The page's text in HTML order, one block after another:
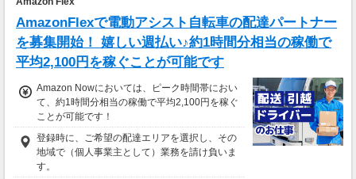
AmazonFlexで電動アシスト自転車の配達パートナー
を募集開始！ 嬉しい週払い♪約1時間分相当の稼働で
平均2,100円を稼ぐことが可能です
Amazon Nowにおいては、ピーク時間帯におい
て、約1時間分相当の稼働で平均2,100円を稼ぐ
ことが可能です！
登録時に、ご希望の配達エリアを選択し、その
地域で（個人事業主として）業務を請け負いま
す。